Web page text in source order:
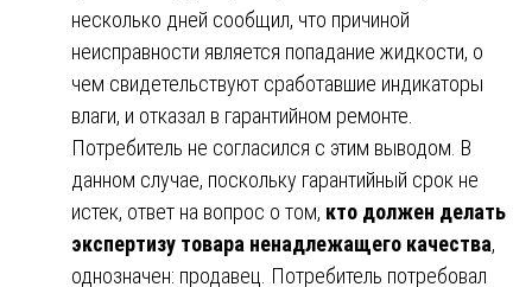
несколько дней сообщил, что причиной
неисправности является попадание жидкости, о
чем свидетельствуют сработавшие индикаторы
влаги, и отказал в гарантийном ремонте.
Потребитель не согласился с этим выводом. В
данном случае, поскольку гарантийный срок не
истек, ответ на вопрос о том, кто должен делать
экспертизу товара ненадлежащего качества,
однозначен: продавец. Потребитель потребовал